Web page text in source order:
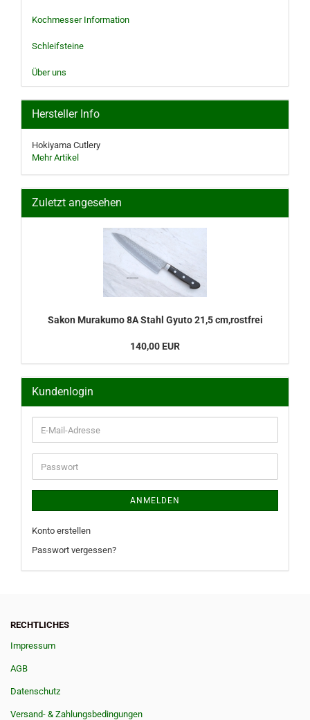
Kochmesser Information
Schleifsteine
Über uns
Hersteller Info
Hokiyama Cutlery
Mehr Artikel
Zuletzt angesehen
Sakon Murakumo 8A Stahl Gyuto 21,5 cm,rostfrei
140,00 EUR
Kundenlogin
E-
Mail-
Adresse
Passwort
ANMELDEN
Konto erstellen
Passwort vergessen?
RECHTLICHES
Impressum
AGB
Datenschutz
Versand- & Zahlungsbedingungen